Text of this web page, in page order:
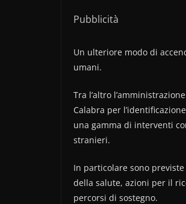
Pubblicità
Un ulteriore modo di
umani.
Tra l’altro
Calabra per
una gamma di interventi
stranieri.
In particolare sono
della salute, azioni per il
percorsi di sostegno.